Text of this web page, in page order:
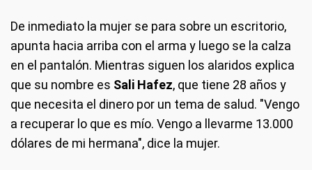
De inmediato la mujer se para sobre un escritorio,
apunta hacia arriba con el arma y luego se la calza
en el pantalón. Mientras siguen los alaridos explica
que su nombre es Sali Hafez, que tiene 28 años y
que necesita el dinero por un tema de salud. "Vengo
a recuperar lo que es mío. Vengo a llevarme 13.000
dólares de mi hermana", dice la mujer.